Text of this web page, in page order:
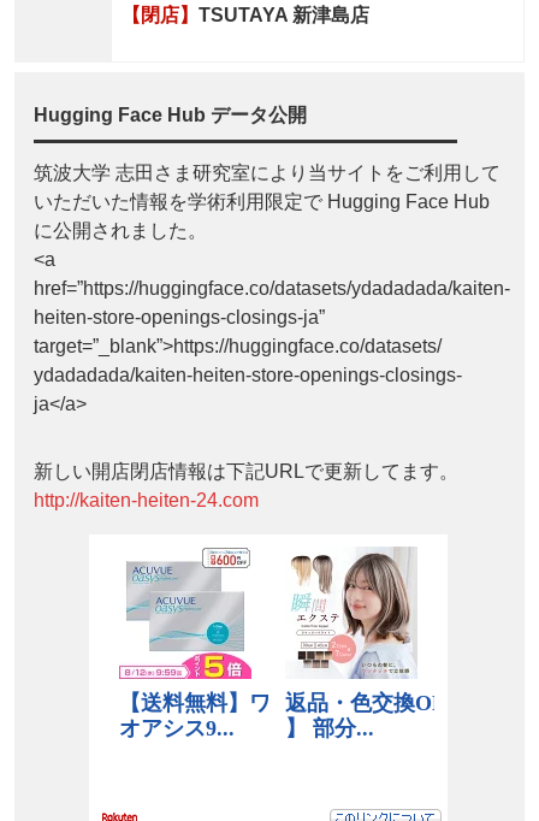
【閉店】 TSUTAYA 新津島店
Hugging Face Hub データ公開
筑波大学 志田さま研究室により当サイトをご利用して
いただいた情報を学術利用限定で Hugging Face Hub
に公開されました。
<a
href=”https://huggingface.co/datasets/ydadadada/kaiten-
heiten-store-openings-closings-ja”
target=”_blank”>https://huggingface.co/datasets/
ydadadada/kaiten-heiten-store-openings-closings-
ja</a>
新しい開店閉店情報は下記URLで更新してます。
http://kaiten-heiten-24.com